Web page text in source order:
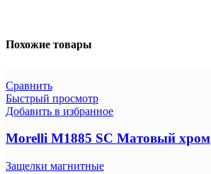
Похожие товары
Сравнить
Быстрый просмотр
Добавить в избранное
Morelli M1885 SC Матовый хром
Защелки магнитные